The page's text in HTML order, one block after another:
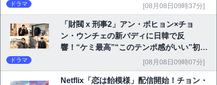
ドラマ [08月08日09時37分]
「財閥 x 刑事2」アン・ボヒョン×チョ
ン・ウンチェの新バディに日韓で反
響！“ケミ最高”“このテンポ感がいい”初回
ドラマ [08月08日09時07分]
Netflix「恋は飴模様」配信開始！チョン・